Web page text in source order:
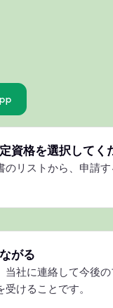
資格を選択してく
のリストから、申請
がる
当社に連絡して今後
けることです。